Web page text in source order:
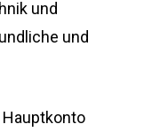
und
und
Hauptkonto